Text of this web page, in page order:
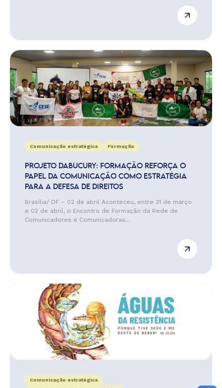
Comunicação estratégica Formação
PROJETO DABUCURY: FORMAÇÃO REFORÇA O
PAPEL DA COMUNICAÇÃO COMO ESTRATÉGIA
PARA A DEFESA DE DIREITOS
Brasília/ DF – 02 de abril Aconteceu, entre 31 de março
e 02 de abril, o Encontro de Formação da Rede de
Comunicadores e Comunicadoras...
Comunicação estratégica